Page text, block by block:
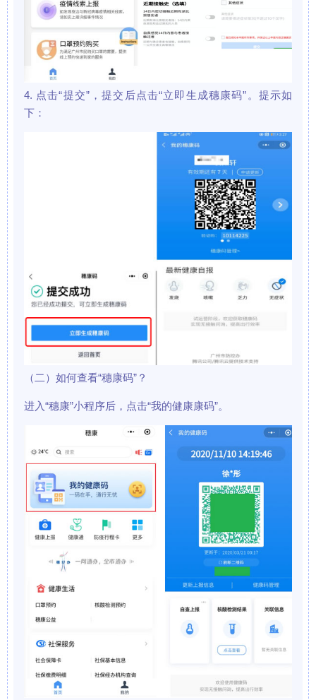
4. 点击“提交”，提交后点击“立即生成穗康码”。提示如
下：
（二）如何查看“穗康码”？
进入“穗康”小程序后，点击“我的健康康码”。